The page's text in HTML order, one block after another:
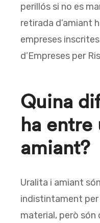
perillós si no es
retirada d’amiant
empreses
d’Empreses per
Quina
ha
amiant?
Uralita i amiant
indistintament
material, però